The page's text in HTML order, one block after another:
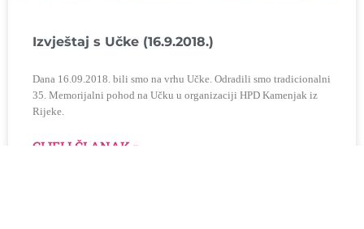
Izvještaj s Učke (16.9.2018.)
Dana 16.09.2018. bili smo na vrhu Učke. Odradili smo tradicionalni
35. Memorijalni pohod na Učku u organizaciji HPD Kamenjak iz
Rijeke.
CIJELI ČLANAK »